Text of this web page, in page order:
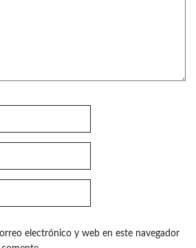
electrónico y web en este navegador